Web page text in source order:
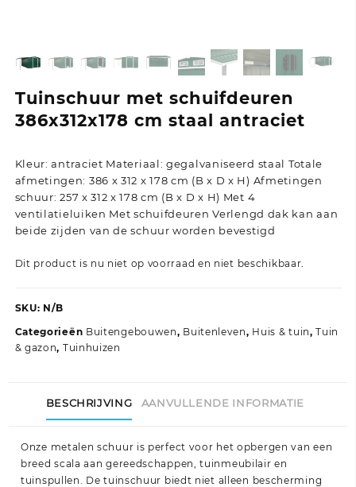
Tuinschuur met schuifdeuren
386x312x178 cm staal antraciet
Kleur: antraciet Materiaal: gegalvaniseerd staal Totale
afmetingen: 386 x 312 x 178 cm (B x D x H) Afmetingen
schuur: 257 x 312 x 178 cm (B x D x H) Met 4
ventilatieluiken Met schuifdeuren Verlengd dak kan aan
beide zijden van de schuur worden bevestigd
Dit product is nu niet op voorraad en niet beschikbaar.
SKU: N/B
Categorieën Buitengebouwen, Buitenleven, Huis & tuin,Tuin
& gazon, Tuinhuizen
BESCHRIJVING AANVULLENDE INFORMATIE
Onze metalen schuur is perfect voor het opbergen van een
breed scala aan gereedschappen, tuinmeubilair en
tuinspullen. De tuinschuur biedt niet alleen bescherming